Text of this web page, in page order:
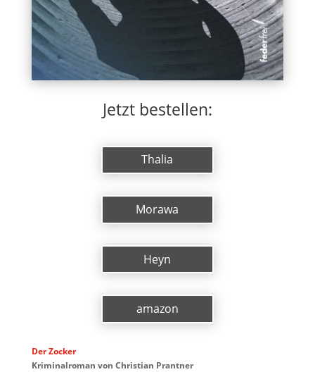
Jetzt bestellen:
Thalia
Morawa
Heyn
amazon
Der Zocker
Kriminalroman von Christian Prantner